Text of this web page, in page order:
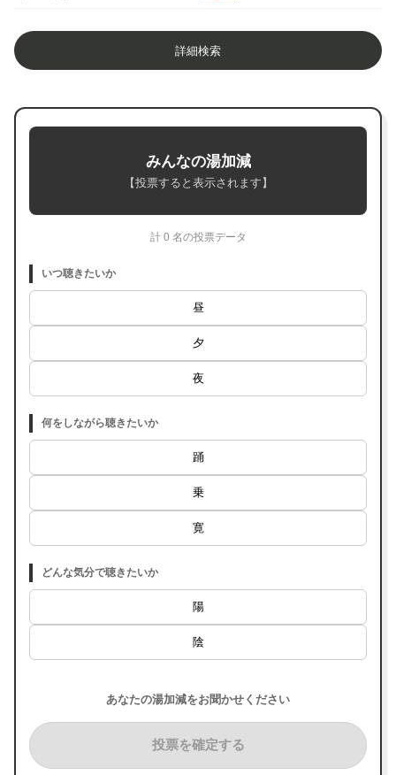
詳細検索
みんなの湯加減
【投票すると表示されます】
計 0 名の投票データ
いつ聴きたいか
昼
夕
夜
何をしながら聴きたいか
踊
乗
寛
どんな気分で聴きたいか
陽
陰
あなたの湯加減をお聞かせください
投票を確定する